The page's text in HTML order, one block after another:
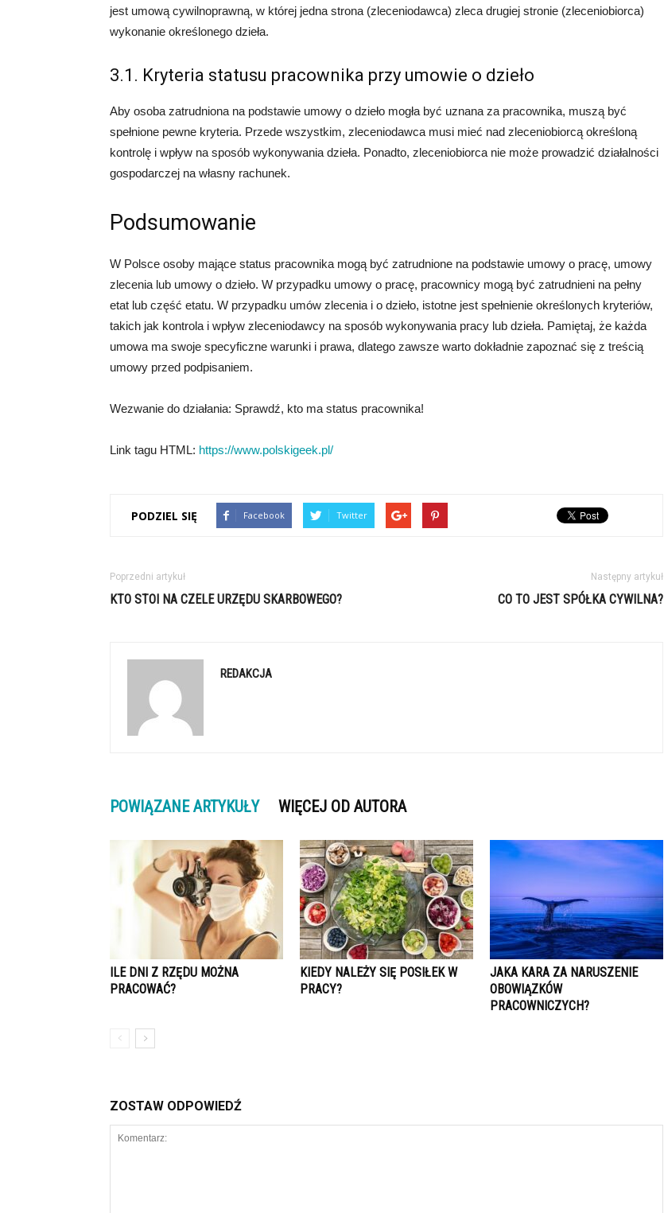
jest umową cywilnoprawną, w której jedna strona (zleceniodawca) zleca drugiej stronie (zleceniobiorca)
wykonanie określonego dzieła.
3.1. Kryteria statusu pracownika przy umowie o dzieło
Aby osoba zatrudniona na podstawie umowy o dzieło mogła być uznana za pracownika, muszą być
spełnione pewne kryteria. Przede wszystkim, zleceniodawca musi mieć nad zleceniobiorcą określoną
kontrolę i wpływ na sposób wykonywania dzieła. Ponadto, zleceniobiorca nie może prowadzić działalności
gospodarczej na własny rachunek.
Podsumowanie
W Polsce osoby mające status pracownika mogą być zatrudnione na podstawie umowy o pracę, umowy
zlecenia lub umowy o dzieło. W przypadku umowy o pracę, pracownicy mogą być zatrudnieni na pełny
etat lub część etatu. W przypadku umów zlecenia i o dzieło, istotne jest spełnienie określonych kryteriów,
takich jak kontrola i wpływ zleceniodawcy na sposób wykonywania pracy lub dzieła. Pamiętaj, że każda
umowa ma swoje specyficzne warunki i prawa, dlatego zawsze warto dokładnie zapoznać się z treścią
umowy przed podpisaniem.
Wezwanie do działania: Sprawdź, kto ma status pracownika!
Link tagu HTML: https://www.polskigeek.pl/
PODZIEL SIĘ Facebook Twitter
Poprzedni artykuł
KTO STOI NA CZELE URZĘDU SKARBOWEGO?
Następny artykuł
CO TO JEST SPÓŁKA CYWILNA?
REDAKCJA
POWIĄZANE ARTYKUŁY WIĘCEJ OD AUTORA
ILE DNI Z RZĘDU MOŻNA
PRACOWAĆ?
KIEDY NALEŻY SIĘ POSIŁEK W
PRACY?
JAKA KARA ZA NARUSZENIE
OBOWIĄZKÓW
PRACOWNICZYCH?
ZOSTAW ODPOWIEDŹ